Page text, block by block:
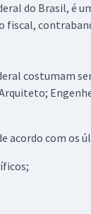
do Brasil,
costumam
acordo com os